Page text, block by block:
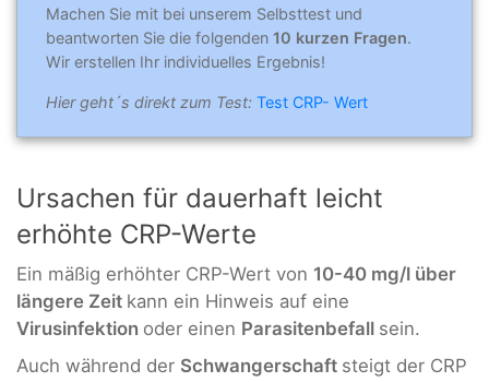
Machen Sie mit bei unserem Selbsttest und
beantworten Sie die folgenden 10 kurzen Fragen.
Wir erstellen Ihr individuelles Ergebnis!
Hier geht´s direkt zum Test: Test CRP- Wert
Ursachen für dauerhaft leicht
erhöhte CRP-Werte
Ein mäßig erhöhter CRP-Wert von 10-40 mg/l über
längere Zeit kann ein Hinweis auf eine
Virusinfektion oder einen Parasitenbefall sein.
Auch während der Schwangerschaft steigt der CRP